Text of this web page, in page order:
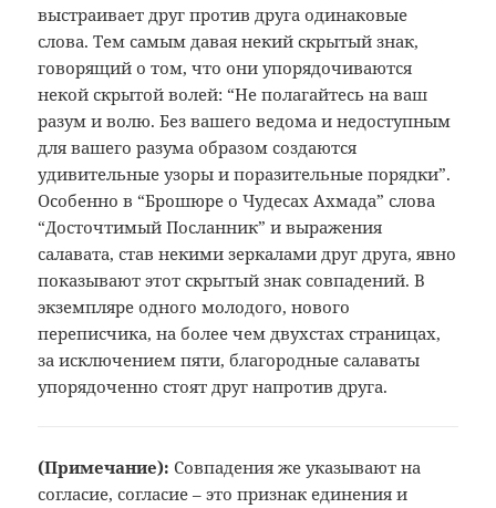
выстраивает друг против друга одинаковые
слова. Тем самым давая некий скрытый знак,
говорящий о том, что они упорядочиваются
некой скрытой волей: “Не полагайтесь на ваш
разум и волю. Без вашего ведома и недоступным
для вашего разума образом создаются
удивительные узоры и поразительные порядки”.
Особенно в “Брошюре о Чудесах Ахмада” слова
“Досточтимый Посланник” и выражения
салавата, став некими зеркалами друг друга, явно
показывают этот скрытый знак совпадений. В
экземпляре одного молодого, нового
переписчика, на более чем двухстах страницах,
за исключением пяти, благородные салаваты
упорядоченно стоят друг напротив друга.
(Примечание):Совпадения же указывают на
согласие, согласие – это признак единения и